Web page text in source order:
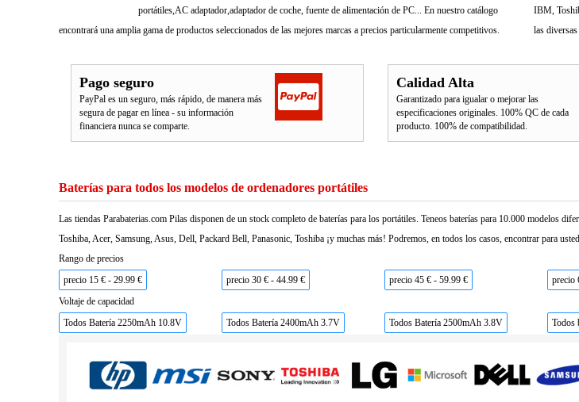
portátiles,AC adaptador,adaptador de coche, fuente de alimentación de PC... En nuestro catálogo
encontrará una amplia gama de productos seleccionados de las mejores marcas a precios particularmente competitivos.
IBM,
las
Pago seguro
PayPal es un seguro, más rápido, de manera más
segura de pagar en línea - su información
financiera nunca se comparte.
Calidad Alta
Garantizado para igualar o mejorar las
especificaciones originales. 100% QC de cada
producto. 100% de compatibilidad.
Baterías para todos los modelos de ordenadores portátiles
Las tiendas Parabaterias.com Pilas disponen de un stock completo de baterías para los portátiles. Teneos baterías para 10.000 modelos
Toshiba, Acer, Samsung, Asus, Dell, Packard Bell, Panasonic, Toshiba ¡y muchas más! Podremos, en todos los casos, encontrar para
Rango de precios
precio 15 € - 29.99 €
precio 30 € - 44.99 € precio 45 € - 59.99 €
precio
Voltaje de capacidad
Todos Batería 2250mAh 10.8V
Todos Batería 2400mAh 3.7V Todos Batería 2500mAh 3.8V Todos